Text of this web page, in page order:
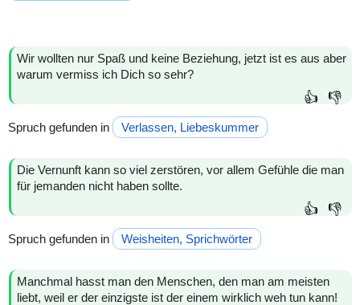
Wir wollten nur Spaß und keine Beziehung, jetzt ist es aus aber
warum vermiss ich Dich so sehr?
👍 👎
Spruch gefunden in Verlassen, Liebeskummer
Die Vernunft kann so viel zerstören, vor allem Gefühle die man
für jemanden nicht haben sollte.
👍 👎
Spruch gefunden in Weisheiten, Sprichwörter
Manchmal hasst man den Menschen, den man am meisten
liebt, weil er der einzigste ist der einem wirklich weh tun kann!